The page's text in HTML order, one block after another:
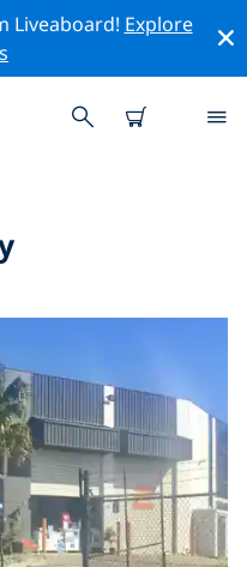
Liveaboard! Explore